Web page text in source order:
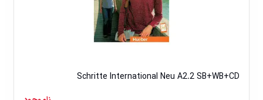
Schritte International Neu A2.2 SB+WB+CD